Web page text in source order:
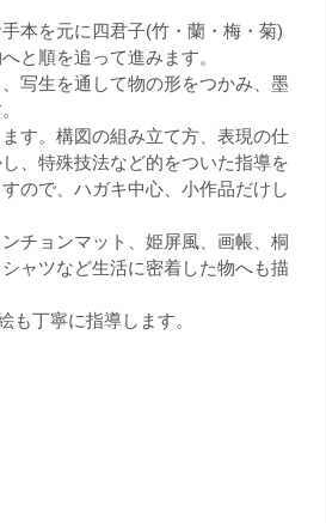
本を元に四君子(竹・蘭・梅・菊)
と順を追って進みます。
写生を通して物の形をつかみ、墨
す。構図の組み立て方、表現の仕
、特殊技法など的をついた指導を
ので、ハガキ中心、小作品だけし
チョンマット、姫屏風、画帳、桐
ャツなど生活に密着した物へも描
丁寧に指導します。